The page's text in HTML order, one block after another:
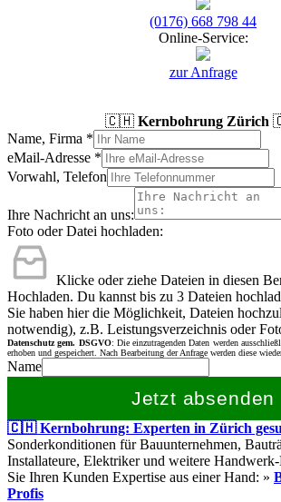
(0176) 668 798 44
Online-Service:
zur Anfrage
🇨🇭 Kernbohrung Zürich
Name, Firma *
eMail-Adresse *
Vorwahl, Telefon
Ihre Nachricht an uns:
Foto oder Datei hochladen:
Klicke oder ziehe Dateien in diesen
Hochladen. Du kannst bis zu 3 Dateien
Sie haben hier die Möglichkeit, Dateien
notwendig), z.B. Leistungsverzeichnis oder
Datenschutz gem. DSGVO: Die einzutragenden Daten werden
erhoben und gespeichert. Nach Bearbeitung der Anfrage werden diese
Name
Jetzt absenden
🇨🇭 Kernbohrung: Experten in Zürich
Sonderkonditionen für Bauunternehmen,
Installateure, Elektriker und weitere
Sie Ihren Kunden Expertise aus einer Hand: »
Profis